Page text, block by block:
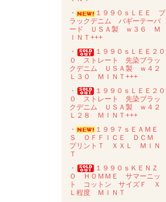
・
１９９０ｓＬＥＥ ブ
ラックデニム バギーテーパ
ード ＵＳＡ製 ｗ３６ Ｍ
ＩＮＴ+++
・
１９９０ｓＬＥＥ２０
０ ストレート 先染ブラッ
クデニム ＵＳＡ製 ｗ４２
Ｌ３０ ＭＩＮＴ+++
・
１９９０ｓＬＥＥ２０
０ ストレート 先染ブラッ
クデニム ＵＳＡ製 ｗ４２
Ｌ２８ ＭＩＮＴ+++
・
１９９７ｓＥＡＭＥ
Ｓ ＯＦＦＩＣＥ ＤＣＭ
プリントＴ ＸＸＬ ＭＩＮ
Ｔ
・
１９９０ｓＫＥＮＺ
Ｏ ＨＯＭＭＥ サマーニッ
ト コットン サイズＦ Ｘ
Ｌ程度 ＭＩＮＴ